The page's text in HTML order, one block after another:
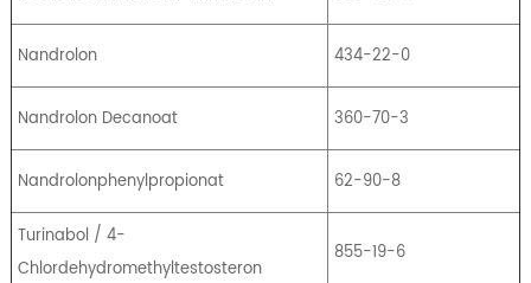
Nandrolon 434-22-0
Nandrolon Decanoat 360-70-3
Nandrolonphenylpropionat 62-90-8
Turinabol / 4-
Chlordehydromethyltestosteron
855-19-6